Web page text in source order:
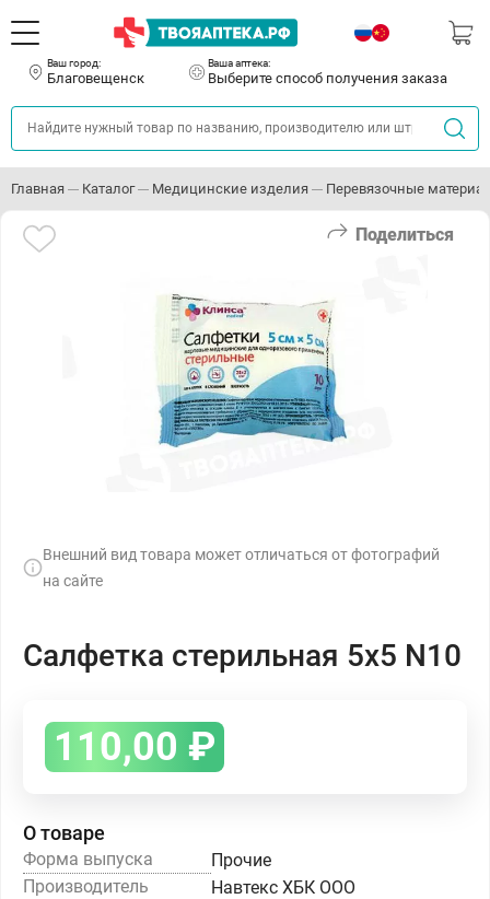
Ваш город:
Благовещенск
Ваша аптека:
Выберите способ получения заказа
Главная Каталог Медицинские изделия Перевязочные
Поделиться
Внешний вид товара может отличаться от фотографий
на сайте
Салфетка стерильная 5х5 N10
110,00 ₽
О товаре
Форма выпуска
Прочие
Производитель
Навтекс ХБК ООО